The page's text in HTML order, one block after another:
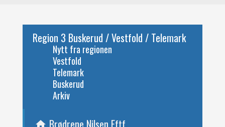
Region 3 Buskerud / Vestfold / Telemark
Nytt fra regionen
Vestfold
Telemark
Buskerud
Arkiv
home Brødrene Nilsen Eftf.